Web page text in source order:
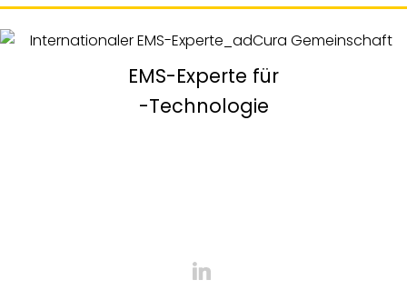
EMS-Experte für
-Technologie